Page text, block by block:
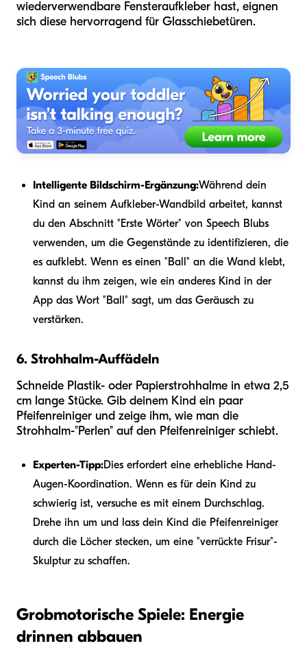
wiederverwendbare Fensteraufkleber hast, eignen
sich diese hervorragend für Glasschiebetüren.
Intelligente Bildschirm-Ergänzung:Während dein
Kind an seinem Aufkleber-Wandbild arbeitet, kannst
du den Abschnitt "Erste Wörter" von Speech Blubs
verwenden, um die Gegenstände zu identifizieren, die
es aufklebt. Wenn es einen "Ball" an die Wand klebt,
kannst du ihm zeigen, wie ein anderes Kind in der
App das Wort "Ball" sagt, um das Geräusch zu
verstärken.
6. Strohhalm-Auffädeln
Schneide Plastik- oder Papierstrohhalme in etwa 2,5
cm lange Stücke. Gib deinem Kind ein paar
Pfeifenreiniger und zeige ihm, wie man die
Strohhalm-"Perlen" auf den Pfeifenreiniger schiebt.
Experten-Tipp:Dies erfordert eine erhebliche Hand-
Augen-Koordination. Wenn es für dein Kind zu
schwierig ist, versuche es mit einem Durchschlag.
Drehe ihn um und lass dein Kind die Pfeifenreiniger
durch die Löcher stecken, um eine "verrückte Frisur"-
Skulptur zu schaffen.
Grobmotorische Spiele: Energie
drinnen abbauen